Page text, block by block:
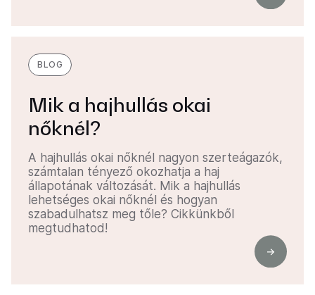
BLOG
Mik a hajhullás okai
nőknél?
A hajhullás okai nőknél nagyon szerteágazók,
számtalan tényező okozhatja a haj
állapotának változását. Mik a hajhullás
lehetséges okai nőknél és hogyan
szabadulhatsz meg tőle? Cikkünkből
megtudhatod!